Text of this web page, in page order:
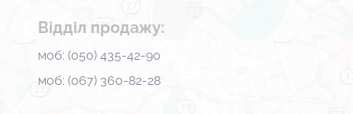
Відділ продажу:
моб: (050) 435-42-90
моб: (067) 360-82-28